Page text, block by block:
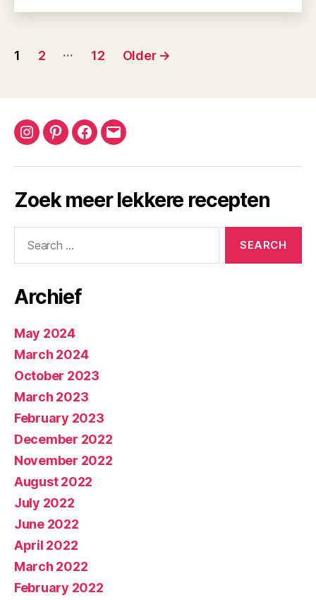
Posts
1 2 … 12 Older →
Instagram
PinterestFacebook
Email
Zoek meer lekkere recepten
Archief
May 2024
March 2024
October 2023
March 2023
February 2023
December 2022
November 2022
August 2022
July 2022
June 2022
April 2022
March 2022
February 2022